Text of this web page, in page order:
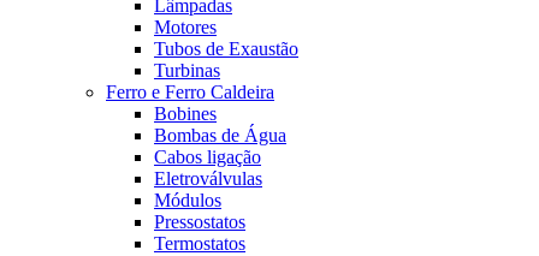
Lâmpadas
Motores
Tubos de Exaustão
Turbinas
Ferro e Ferro Caldeira
Bobines
Bombas de Água
Cabos ligação
Eletroválvulas
Módulos
Pressostatos
Termostatos